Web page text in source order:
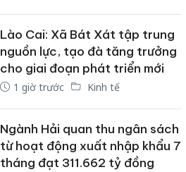
Lào Cai: Xã Bát Xát tập trung
nguồn lực, tạo đà tăng trưởng
cho giai đoạn phát triển mới
1 giờ trước Kinh tế
Ngành Hải quan thu ngân sách
từ hoạt động xuất nhập khẩu 7
tháng đạt 311.662 tỷ đồng